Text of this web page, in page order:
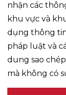
nhận các
khu vực và
dụng thông
pháp luật và
dung sao
mà không có